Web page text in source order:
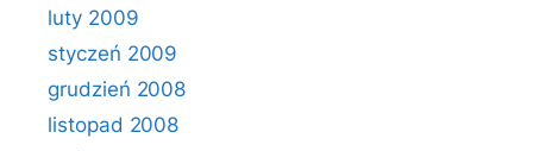
luty 2009
styczeń 2009
grudzień 2008
listopad 2008